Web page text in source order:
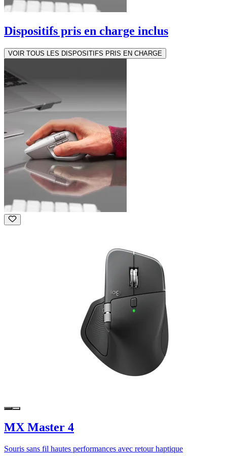
Dispositifs pris en charge inclus
VOIR TOUS LES DISPOSITIFS PRIS EN CHARGE
MX Master 4
Souris sans fil hautes performances avec retour haptique